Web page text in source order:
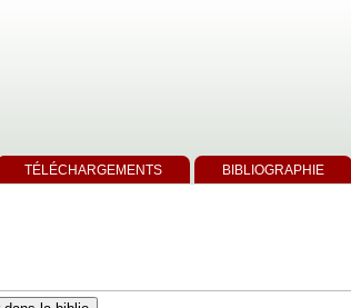
TÉLÉCHARGEMENTS BIBLIOGRAPHIE